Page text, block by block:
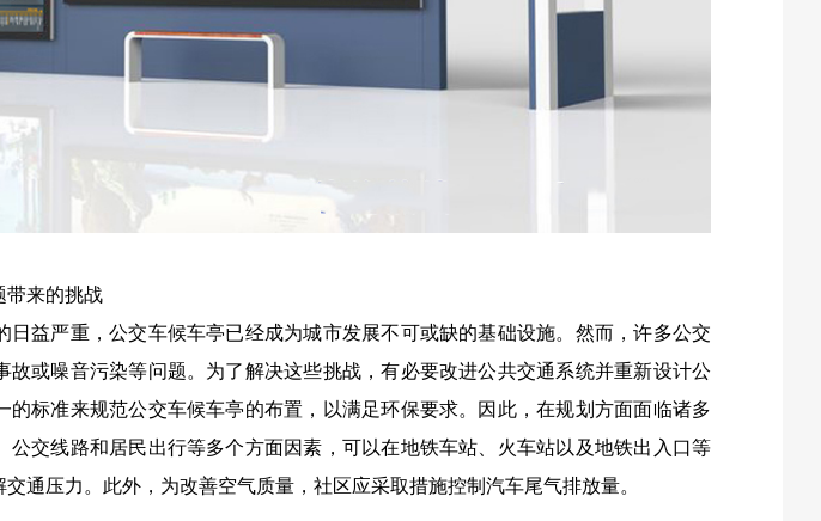
带来的挑战
日益严重，公交车候车亭已经成为城市发展不可或缺的基础设施。然而，许多公交
故或噪音污染等问题。为了解决这些挑战，有必要改进公共交通系统并重新设计公
的标准来规范公交车候车亭的布置，以满足环保要求。因此，在规划方面面临诸多
公交线路和居民出行等多个方面因素，可以在地铁车站、火车站以及地铁出入口等
通压力。此外，为改善空气质量，社区应采取措施控制汽车尾气排放量。